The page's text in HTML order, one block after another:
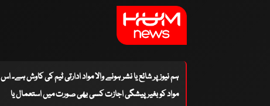
ہم نیوز پر شائع یا نشر ہونے والا مواد ادارتی ٹیم کی کاوش ہے۔ اس
مواد کو بغیر پیشگی اجازت کسی بھی صورت میں استعمال یا